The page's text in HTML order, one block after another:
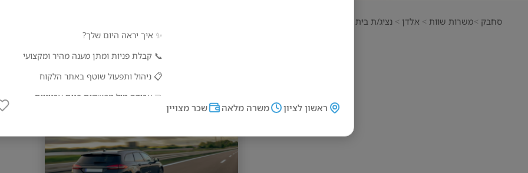
✨ איך יראה היום שלך?
📞 קבלת פניות ומתן מענה מהיר ומקצועי
📋 ניהול ותפעול שוטף באתר הלקוח
🤝 עבודה מול ממשקים פנים ארגוניים
🚘 מסירת רכבים חדשים ללקוחות
ראשון לציון משרה מלאה שכר מצויין
סחבק משרות שוות אלדן נציג/ת בית לקוח ראשון לציון- תפקיד שטח עם תנאים שווים ואופק קידום!
ראשון לציון